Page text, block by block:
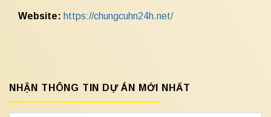
Website: https://chungcuhn24h.net/
NHẬN THÔNG TIN DỰ ÁN MỚI NHẤT